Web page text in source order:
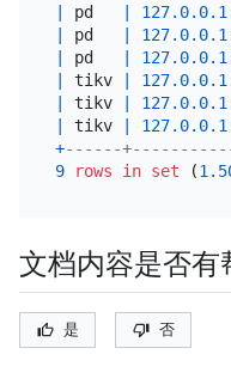
pd 127.0.0.1
pd 127.0.0.1
pd 127.0.0.1
tikv 127.0.0.1
tikv 127.0.0.1
tikv 127.0.0.1
+------
9
rows in set (
文档内容是否有
是 否